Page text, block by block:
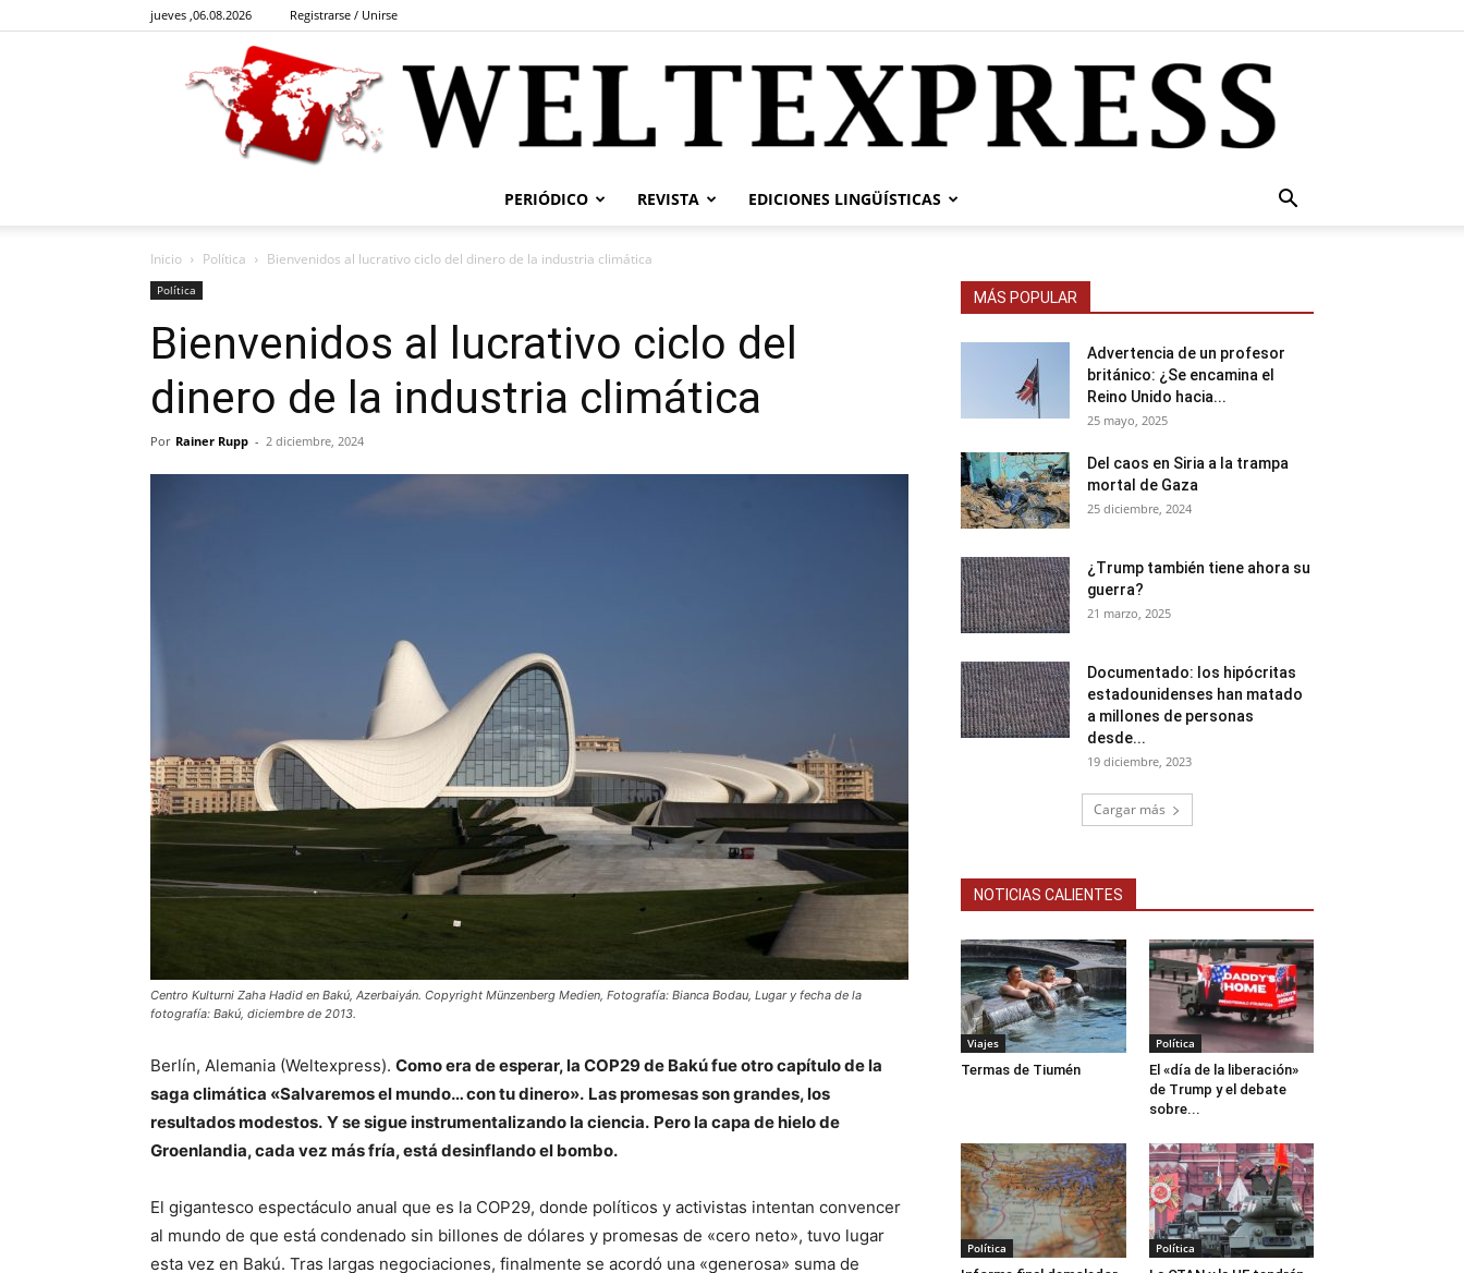
jueves ,06.08.2026 Registrarse / Unirse
PERIÓDICO REVISTA EDICIONES LINGÜÍSTICAS
Inicio Política Bienvenidos al lucrativo ciclo del dinero de la industria climática
Política
Bienvenidos al lucrativo ciclo del
dinero de la industria climática
Por Rainer Rupp - 2 diciembre, 2024
Centro Kulturni Zaha Hadid en Bakú, Azerbaiyán. Copyright Münzenberg Medien, Fotografía: Bianca Bodau, Lugar y fecha de la
fotografía: Bakú, diciembre de 2013.
Berlín, Alemania (Weltexpress). Como era de esperar, la COP29 de Bakú fue otro capítulo de la
saga climática «Salvaremos el mundo… con tu dinero». Las promesas son grandes, los
resultados modestos. Y se sigue instrumentalizando la ciencia. Pero la capa de hielo de
Groenlandia, cada vez más fría, está desinflando el bombo.
El gigantesco espectáculo anual que es la COP29, donde políticos y activistas intentan convencer
al mundo de que está condenado sin billones de dólares y promesas de «cero neto», tuvo lugar
esta vez en Bakú. Tras largas negociaciones, finalmente se acordó una «generosa» suma de
MÁS POPULAR
Advertencia de un profesor
británico: ¿Se encamina el
Reino Unido hacia...
25 mayo, 2025
Del caos en Siria a la trampa
mortal de Gaza
25 diciembre, 2024
¿Trump también tiene ahora su
guerra?
21 marzo, 2025
Documentado: los hipócritas
estadounidenses han matado
a millones de personas
desde...
19 diciembre, 2023
Cargar más
NOTICIAS CALIENTES
Viajes
Termas de Tiumén
Política
El «día de la liberación»
de Trump y el debate
sobre...
Política Política